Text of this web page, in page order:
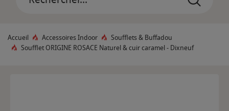
Accueil Accessoires Indoor
Soufflets & Buffadou
Soufflet ORIGINE ROSACE Naturel & cuir caramel - Dixneuf